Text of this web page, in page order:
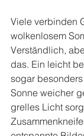
Viele verbinden
wolkenlosem
Verständlich,
das. Ein leicht
sogar
Sonne weicher
grelles Licht